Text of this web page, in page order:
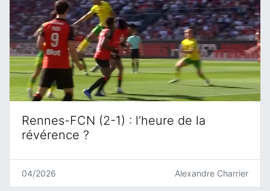
Rennes-FCN (2-1) : l’heure de la
révérence ?
04/2026 Alexandre Charrier